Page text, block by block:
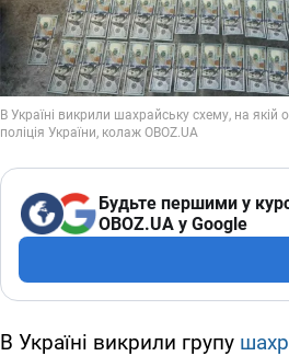
Будьте першими у
OBOZ.UA у Google
В Україні викрили групу